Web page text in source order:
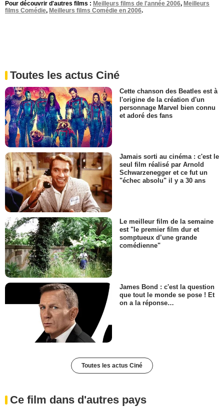
Pour découvrir d'autres films : Meilleurs films de l'année 2006, Meilleurs
films Comédie, Meilleurs films Comédie en 2006.
Toutes les actus Ciné
Cette chanson des Beatles est à
l'origine de la création d'un
personnage Marvel bien connu
et adoré des fans
Jamais sorti au cinéma : c'est le
seul film réalisé par Arnold
Schwarzenegger et ce fut un
"échec absolu" il y a 30 ans
Le meilleur film de la semaine
est "le premier film dur et
somptueux d’une grande
comédienne"
James Bond : c'est la question
que tout le monde se pose ! Et
on a la réponse…
Toutes les actus Ciné
Ce film dans d'autres pays